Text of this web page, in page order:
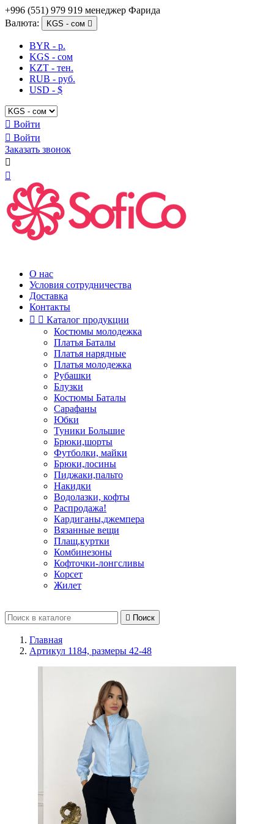
+996 (551) 979 919 менеджер Фарида
Валюта:
KGS - сом 
BYR - р.
KGS - сом
KZT - тен.
RUB - руб.
USD - $
 Войти
 Войти
Заказать звонок


О нас
Условия сотрудничества
Доставка
Контакты
  Каталог продукции
Костюмы молодежка
Платья Баталы
Платья нарядные
Платья молодежка
Рубашки
Блузки
Костюмы Баталы
Сарафаны
Юбки
Туники Большие
Брюки,шорты
Футболки, майки
Брюки,лосины
Пиджаки,пальто
Накидки
Водолазки, кофты
Распродажа!
Кардиганы,джемпера
Вязанные вещи
Плащ,куртки
Комбинезоны
Кофточки-лонгсливы
Корсет
Жилет
 Поиск
Главная
Артикул 1184, размеры 42-48